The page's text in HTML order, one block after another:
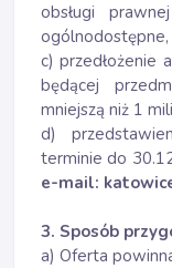
obsługi
ogólnodostępne,
c) przedłożenie
będącej
mniejszą niż 1
d)
terminie do
e-mail:
3. Sposób
a) Oferta